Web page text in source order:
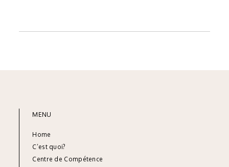
MENU
Home
C’est quoi?
Centre de Compétence